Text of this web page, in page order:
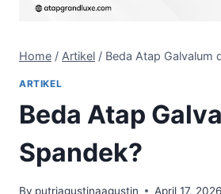
Home / Artikel / Beda Atap Galvalum
ARTIKEL
Beda Atap
Spandek?
By putriagustinaagustin April 17, 2026